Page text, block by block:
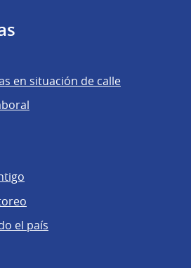
en situación de calle
el país